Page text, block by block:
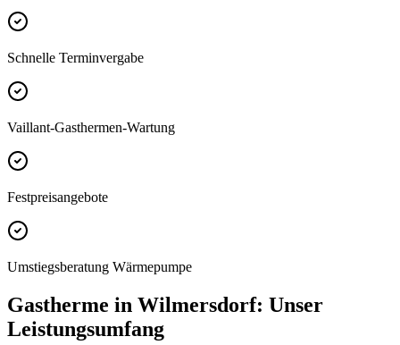
Schnelle Terminvergabe
Vaillant-Gasthermen-Wartung
Festpreisangebote
Umstiegsberatung Wärmepumpe
Gastherme in Wilmersdorf: Unser
Leistungsumfang